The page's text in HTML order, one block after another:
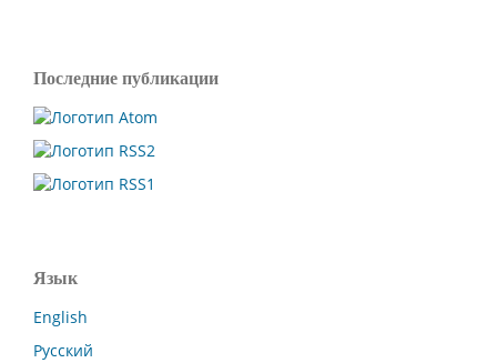
Последние публикации
Язык
English
Русский